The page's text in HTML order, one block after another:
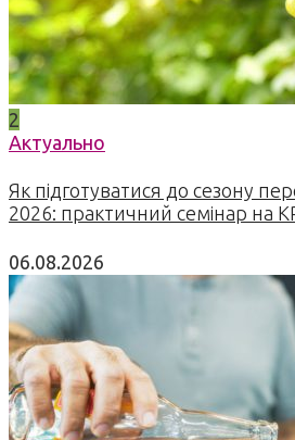
2
Актуально
Як підготуватися до сезону
2026: практичний семінар на
06.08.2026